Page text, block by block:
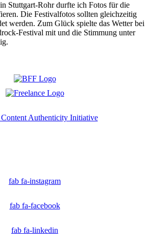
Stuttgart-Rohr durfte ich Fotos für die
Die Festivalfotos sollten gleichzeitig
werden. Zum Glück spielte das Wetter bei
Festival mit und die Stimmung unter
fab fa-instagram
fab fa-facebook
fab fa-linkedin